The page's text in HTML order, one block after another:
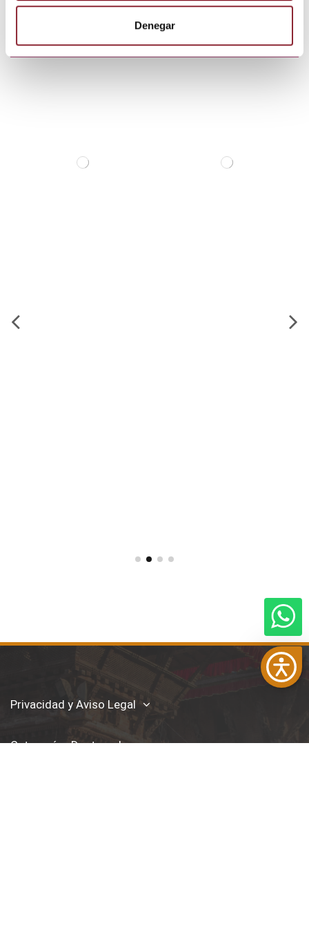
Denegar
Los clientes que adquirieron este
producto también compraron:
Privacidad y Aviso Legal
Categorías Destacadas